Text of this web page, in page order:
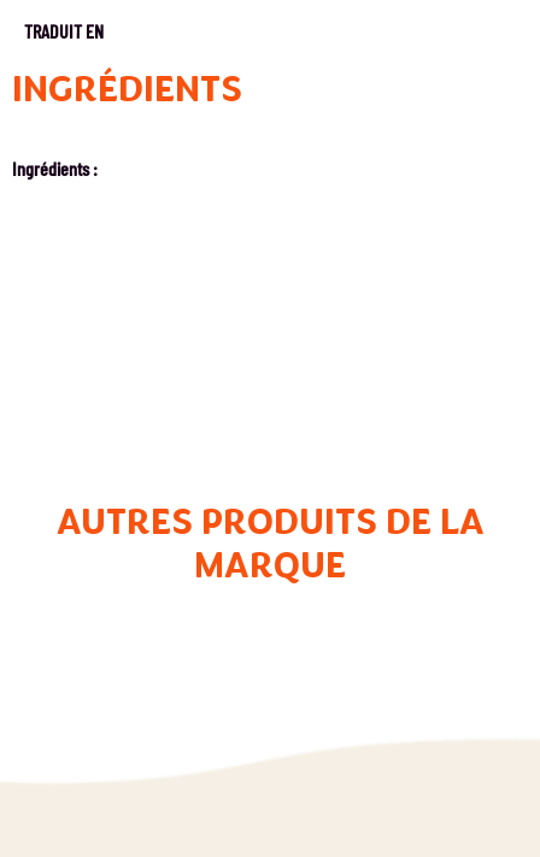
TRADUIT EN
INGRÉDIENTS
Ingrédients :
AUTRES PRODUITS DE LA
MARQUE